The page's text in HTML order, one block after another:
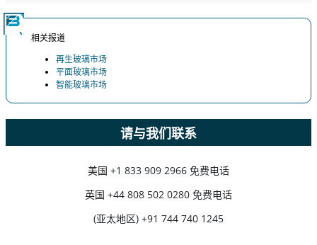
相关报道
再生玻璃市场
平面玻璃市场
智能玻璃市场
请与我们联系
美国 +1 833 909 2966 免费电话
英国 +44 808 502 0280 免费电话
(亚太地区) +91 744 740 1245